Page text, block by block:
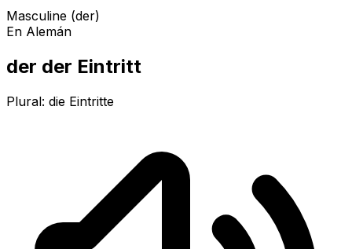
Masculine (der)
En Alemán
der der Eintritt
Plural: die Eintritte